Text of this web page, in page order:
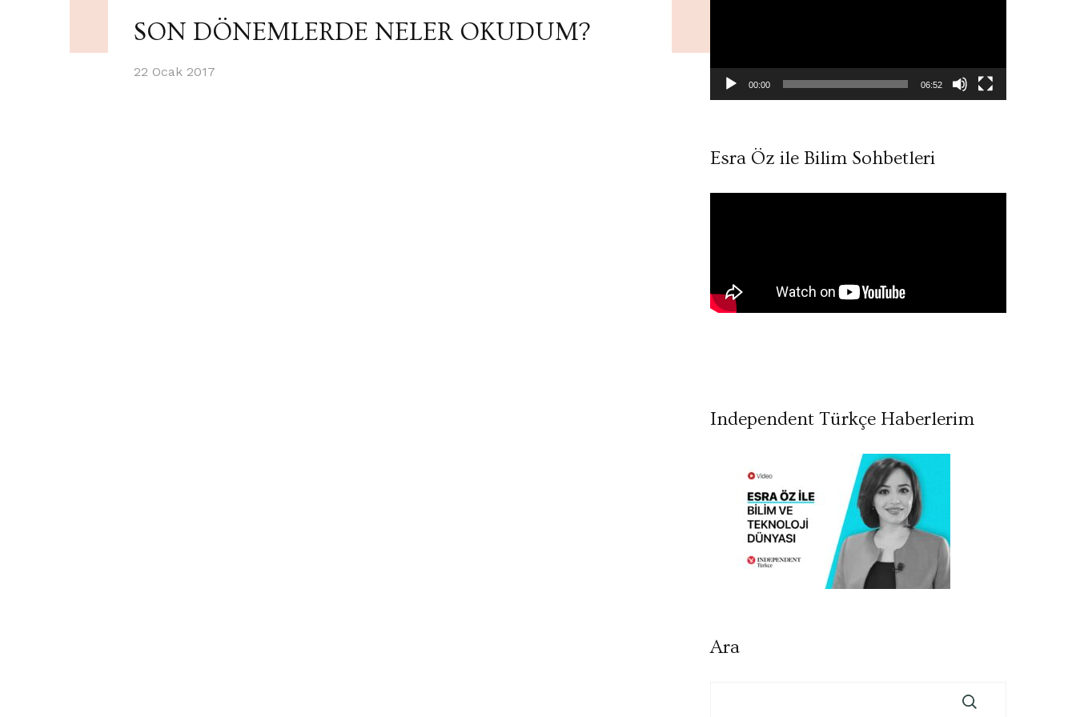
SON DÖNEMLERDE NELER OKUDUM?
22 Ocak 2017
00:00 06:52
Esra Öz ile Bilim Sohbetleri
Independent Türkçe Haberlerim
Ara